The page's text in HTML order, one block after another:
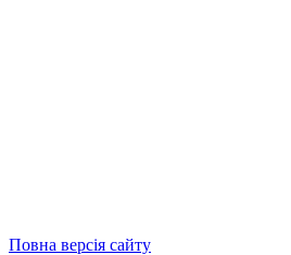
Повна версія сайту